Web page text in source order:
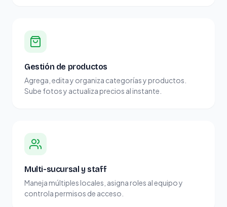
Gestión de productos
Agrega, edita y organiza categorías y productos.
Sube fotos y actualiza precios al instante.
Multi-sucursal y staff
Maneja múltiples locales, asigna roles al equipo y
controla permisos de acceso.